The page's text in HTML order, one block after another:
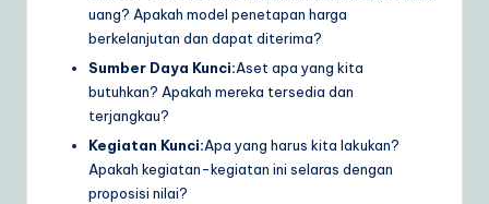
uang? Apakah model penetapan harga
berkelanjutan dan dapat diterima?
Sumber Daya Kunci:Aset apa yang kita
butuhkan? Apakah mereka tersedia dan
terjangkau?
Kegiatan Kunci:Apa yang harus kita lakukan?
Apakah kegiatan-kegiatan ini selaras dengan
proposisi nilai?